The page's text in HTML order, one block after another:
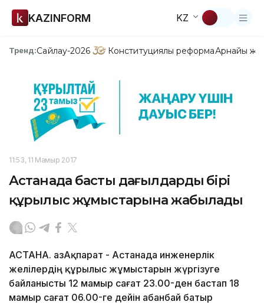
KAZINFORM KZ
Тренд:Сайлау-2026 Конституциялық реформаАрнайы
11:53, 11 Мамыр 2017
Астанада басты даңғылдардың бірі
құрылыс жұмыстарына жабылады
АСТАНА. ҚазАқпарат - Астанада инженерлік
желілердің құрылыс жұмыстарын жүргізуге
байланысты 12 мамыр сағат 23.00-ден бастап 18
мамыр сағат 06.00-ге дейін Қабанбай батыр